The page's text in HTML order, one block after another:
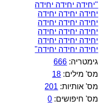
"יחידה יחידה יחידה
יחידה יחידה יחידה
יחידה יחידה יחידה
יחידה יחידה יחידה
יחידה יחידה יחידה
יחידה יחידה יחידה"
גימטריה: 666
מס' מילים: 18
מס' אותיות: 201
מס' חיפושים: 0